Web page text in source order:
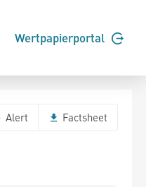
Wertpapierportal
Alert Factsheet